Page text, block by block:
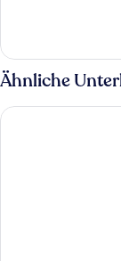
Room
Ähnliche
Hilton Garden Inn